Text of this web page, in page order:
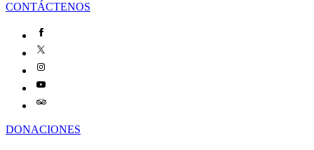
CONTÁCTENOS
DONACIONES